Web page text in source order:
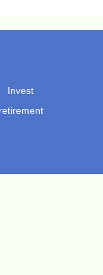
Invest
retirement